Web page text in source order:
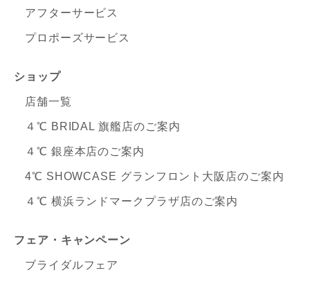
アフターサービス
プロポーズサービス
ショップ
店舗一覧
４℃ BRIDAL 旗艦店のご案内
４℃ 銀座本店のご案内
4℃ SHOWCASE グランフロント大阪店のご案内
４℃ 横浜ランドマークプラザ店のご案内
フェア・キャンペーン
ブライダルフェア